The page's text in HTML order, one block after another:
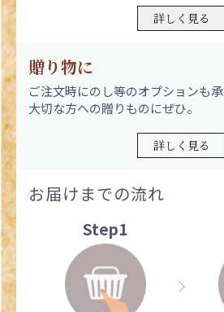
詳しく見る
贈り物に
ご注文時にのし等のオプションも承
大切な方への贈りものにぜひ。
詳しく見る
お届けまでの流れ
Step1